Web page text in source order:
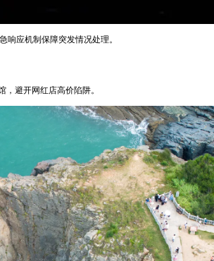
响应机制保障突发情况处理。
避开网红店高价陷阱。